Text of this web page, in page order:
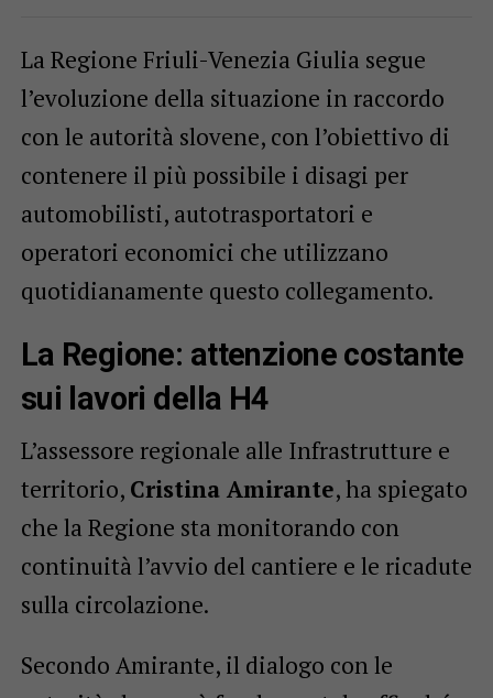
La Regione Friuli-Venezia Giulia segue
l’evoluzione della situazione in raccordo
con le autorità slovene, con l’obiettivo di
contenere il più possibile i disagi per
automobilisti, autotrasportatori e
operatori economici che utilizzano
quotidianamente questo collegamento.
La Regione: attenzione costante
sui lavori della H4
L’assessore regionale alle Infrastrutture e
territorio, Cristina Amirante, ha spiegato
che la Regione sta monitorando con
continuità l’avvio del cantiere e le ricadute
sulla circolazione.
Secondo Amirante, il dialogo con le